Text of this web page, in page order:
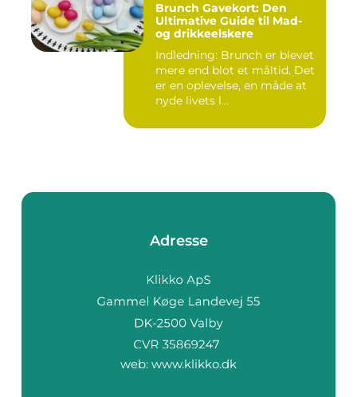
Brunch Gavekort: Den
Ultimative Guide til Mad-
og drikkeelskere
Indledning: Brunch er blevet
mere end blot et måltid. Det
er en oplevelse, en måde at
nyde livets l...
Adresse
web: www.klikko.dk